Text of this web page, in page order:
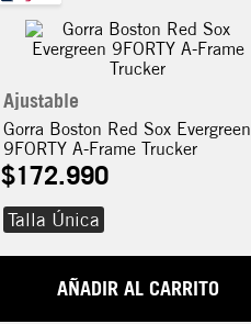
Ajustable
Gorra Boston Red Sox Evergreen
9FORTY A-Frame Trucker
$172.990
Talla Única
AÑADIR AL CARRITO